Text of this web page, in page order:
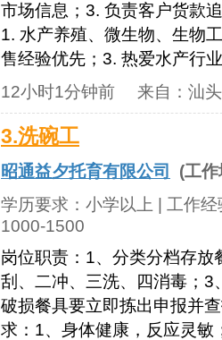
市场信息；3. 负责客户货款
1. 水产养殖、微生物、生物
售经验优先；3. 热爱水产行
12小时1分钟前 来自： 汕
3.洗碗工
昭通益夕托育有限公司
(工
学历要求： 小学以上 | 工作
1000-1500
岗位职责：1、分类分档存
刮、二冲、三洗、四消毒；
破损餐具要立即拣出申报并
求：1、身体健康，反应灵敏